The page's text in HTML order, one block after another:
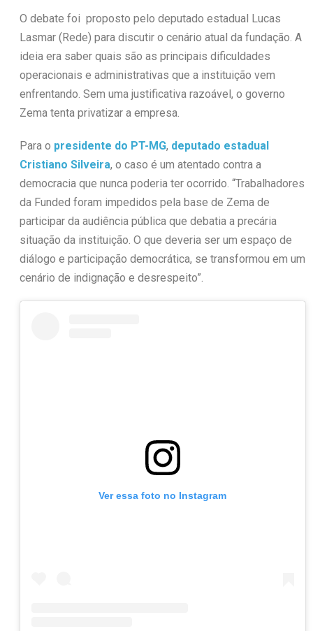
O debate foi proposto pelo deputado estadual Lucas
Lasmar (Rede) para discutir o cenário atual da fundação. A
ideia era saber quais são as principais dificuldades
operacionais e administrativas que a instituição vem
enfrentando. Sem uma justificativa razoável, o governo
Zema tenta privatizar a empresa.
Para o presidente do PT-MG, deputado estadual
Cristiano Silveira, o caso é um atentado contra a
democracia que nunca poderia ter ocorrido. “Trabalhadores
da Funded foram impedidos pela base de Zema de
participar da audiência pública que debatia a precária
situação da instituição. O que deveria ser um espaço de
diálogo e participação democrática, se transformou em um
cenário de indignação e desrespeito”.
Ver essa foto no Instagram